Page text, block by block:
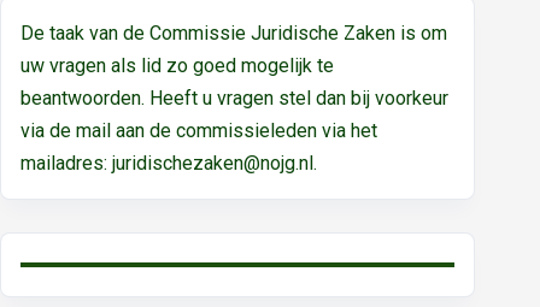
De taak van de Commissie Juridische Zaken is om
uw vragen als lid zo goed mogelijk te
beantwoorden. Heeft u vragen stel dan bij voorkeur
via de mail aan de commissieleden via het
mailadres: juridischezaken@nojg.nl.